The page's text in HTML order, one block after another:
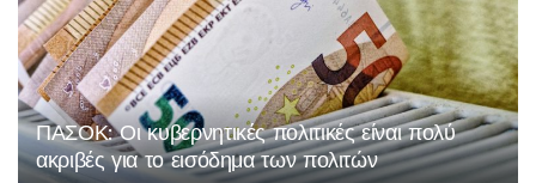
ΠΑΣΟΚ: Οι κυβερνητικές πολιτικές είναι πολύ
ακριβές για το εισόδημα των πολιτών